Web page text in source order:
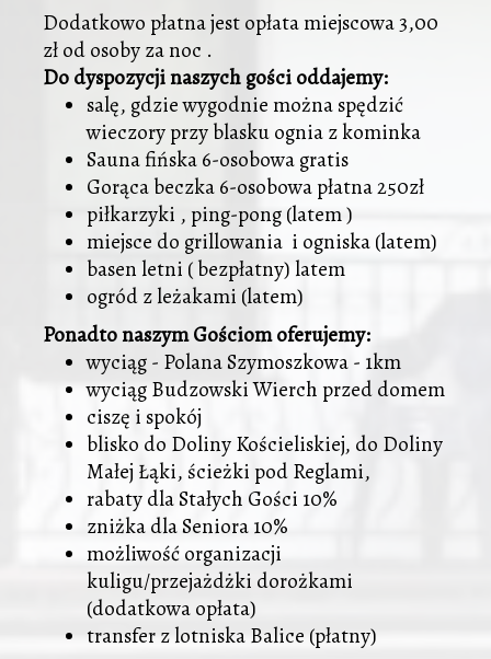
Dodatkowo płatna jest opłata miejscowa 3,00
zł od osoby za noc .
Do dyspozycji naszych gości oddajemy:
salę, gdzie wygodnie można spędzić
wieczory przy blasku ognia z kominka
Sauna fińska 6-osobowa gratis
Gorąca beczka 6-osobowa płatna 250zł
piłkarzyki , ping-pong (latem )
miejsce do grillowania i ogniska (latem)
basen letni ( bezpłatny) latem
ogród z leżakami (latem)
Ponadto naszym Gościom oferujemy:
wyciąg - Polana Szymoszkowa - 1km
wyciąg Budzowski Wierch przed domem
ciszę i spokój
blisko do Doliny Kościeliskiej, do Doliny
Małej Łąki, ścieżki pod Reglami,
rabaty dla Stałych Gości 10%
zniżka dla Seniora 10%
możliwość organizacji
kuligu/przejażdżki dorożkami
(dodatkowa opłata)
transfer z lotniska Balice (płatny)